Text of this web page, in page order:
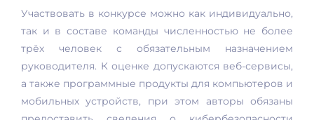
Участвовать в конкурсе можно как индивидуально,
так и в составе команды численностью не более
трёх человек с обязательным назначением
руководителя. К оценке допускаются веб-сервисы,
а также программные продукты для компьютеров и
мобильных устройств, при этом авторы обязаны